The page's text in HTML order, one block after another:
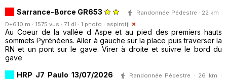
Sarrance-Borce GR653
Randonnée Pédestre · 22 km ·
D+610 m · 1575 vus · 71 dl · 1 photo · aspirotjl
Au Coeur de la vallée d Aspe et au pied des premiers hauts
sommets Pyrénéens. Aller à gauche sur la place puis traverser la
RN et un pont sur le gave. Virer à droite et suivre le bord du
gave
HRP J7 Paulo 13/07/2026
Randonnée Pédestre · 26 km ·